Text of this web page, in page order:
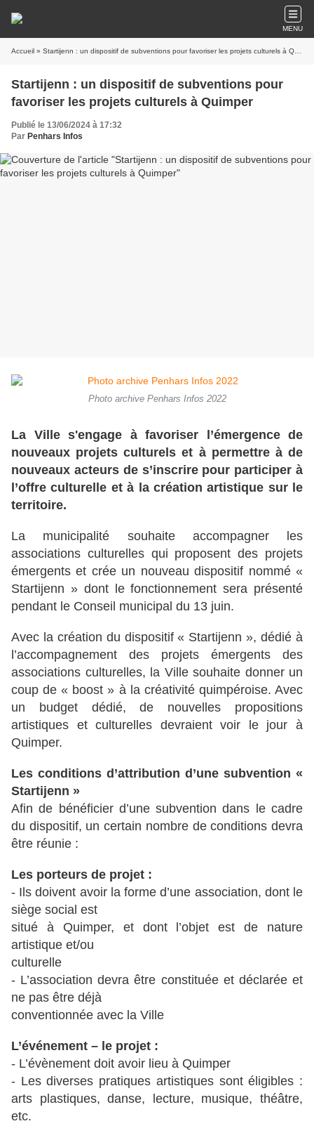
MENU
Accueil » Startijenn : un dispositif de subventions pour favoriser les projets culturels à Quimper
Startijenn : un dispositif de subventions pour
favoriser les projets culturels à Quimper
Publié le 13/06/2024 à 17:32
Par Penhars Infos
Photo archive Penhars Infos 2022
La Ville s'engage à favoriser l’émergence de
nouveaux projets culturels et à permettre à de
nouveaux acteurs de s’inscrire pour participer à
l’offre culturelle et à la création artistique sur le
territoire.
La municipalité souhaite accompagner les
associations culturelles qui proposent des projets
émergents et crée un nouveau dispositif nommé «
Startijenn » dont le fonctionnement sera présenté
pendant le Conseil municipal du 13 juin.
Avec la création du dispositif « Startijenn », dédié à
l’accompagnement des projets émergents des
associations culturelles, la Ville souhaite donner un
coup de « boost » à la créativité quimpéroise. Avec
un budget dédié, de nouvelles propositions
artistiques et culturelles devraient voir le jour à
Quimper.
Les conditions d’attribution d’une subvention «
Startijenn »
Afin de bénéficier d’une subvention dans le cadre
du dispositif, un certain nombre de conditions devra
être réunie :
Les porteurs de projet :
- Ils doivent avoir la forme d’une association, dont le
siège social est
situé à Quimper, et dont l’objet est de nature
artistique et/ou
culturelle
- L’association devra être constituée et déclarée et
ne pas être déjà
conventionnée avec la Ville
L’événement – le projet :
- L’évènement doit avoir lieu à Quimper
- Les diverses pratiques artistiques sont éligibles :
arts plastiques, danse, lecture, musique, théâtre,
etc.